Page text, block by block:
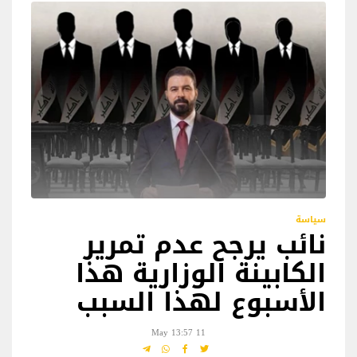
سياسة
نائب يرجح عدم تمرير
الكابينة الوزارية هذا
الأسبوع لهذا السبب
11 May 13:57